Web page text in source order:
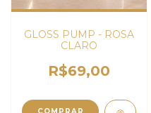
GLOSS PUMP - ROSA
CLARO
R$69,00